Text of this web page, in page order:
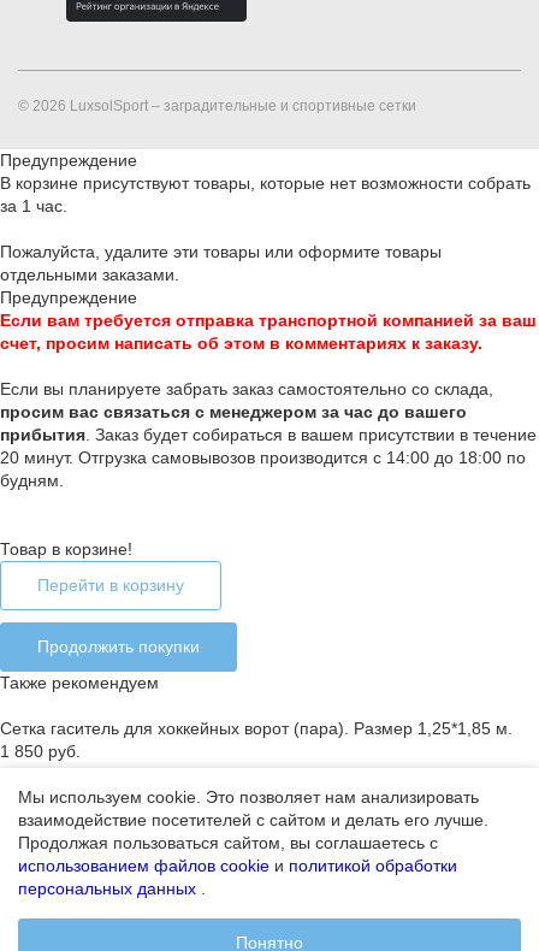
© 2026 LuxsolSport – заградительные и спортивные сетки
Мы используем cookie. Это позволяет нам анализировать
взаимодействие посетителей с сайтом и делать его лучше.
Продолжая пользоваться сайтом, вы соглашаетесь с
использованием файлов cookie и политикой обработки
персональных данных
Понятно
Предупреждение
В корзине присутствуют товары, которые нет возможности собрать
за 1 час.
Пожалуйста, удалите эти товары или оформите товары
отдельными заказами.
Предупреждение
Если вам требуется отправка транспортной компанией за ваш
счет, просим написать об этом в комментариях к заказу.
Если вы планируете забрать заказ самостоятельно со склада,
просим вас связаться с менеджером за час до вашего
прибытия . Заказ будет собираться в вашем присутствии в течение
20 минут. Отгрузка самовывозов производится с 14:00 до 18:00 по
будням.
Товар в корзине!
Перейти в корзину
Продолжить покупки
Также рекомендуем
Сетка гаситель для хоккейных ворот (пара). Размер 1,25*1,85 м.
1 850 руб.
Ошибка добавления товара в корзину
Закончился лимит на покупку товара или товар отсутствует
Продолжить покупки